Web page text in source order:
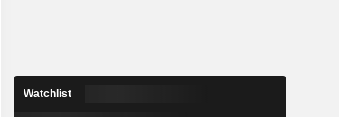
Watchlist